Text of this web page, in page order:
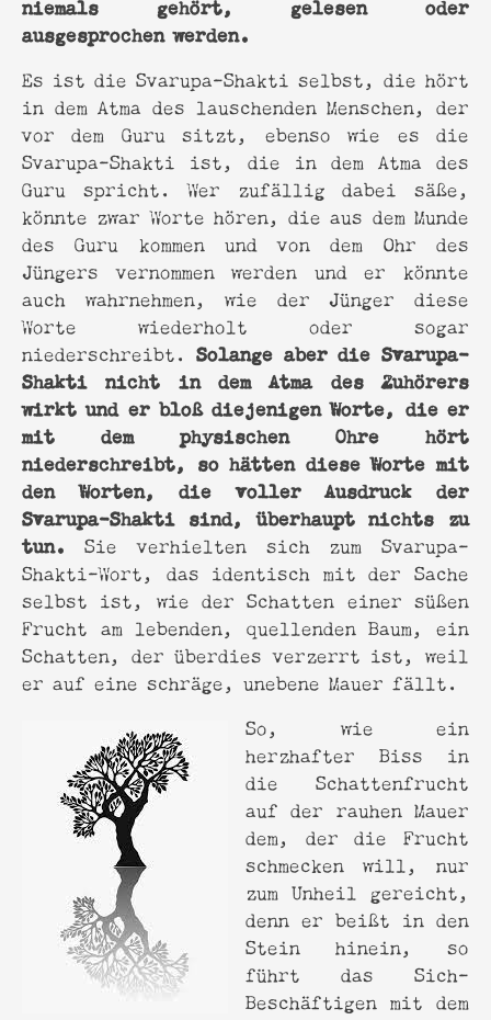
ausgesprochen werden.
Es ist die Svarupa-Shakti selbst, die hört
in dem Atma des lauschenden Menschen, der
vor dem Guru sitzt, ebenso wie es die
Svarupa-Shakti ist, die in dem Atma des
Guru spricht. Wer zufällig dabei säße,
könnte zwar Worte hören, die aus dem Munde
des Guru kommen und von dem Ohr des
Jüngers vernommen werden und er könnte
auch wahrnehmen, wie der Jünger diese
Worte wiederholt oder sogar
niederschreibt. Solange aber die Svarupa-
Shakti nicht in dem Atma des Zuhörers
wirkt und er bloß diejenigen Worte, die er
mit dem physischen Ohre hört
niederschreibt, so hätten diese Worte mit
den Worten, die voller Ausdruck der
Svarupa-Shakti sind, überhaupt nichts zu
tun. Sie verhielten sich zum Svarupa-
Shakti-Wort, das identisch mit der Sache
selbst ist, wie der Schatten einer süßen
Frucht am lebenden, quellenden Baum, ein
Schatten, der überdies verzerrt ist, weil
er auf eine schräge, unebene Mauer fällt.
So, wie ein
herzhafter Biss in
die Schattenfrucht
auf der rauhen Mauer
dem, der die Frucht
schmecken will, nur
zum Unheil gereicht,
denn er beißt in den
Stein hinein, so
führt das Sich-
Beschäftigen mit dem